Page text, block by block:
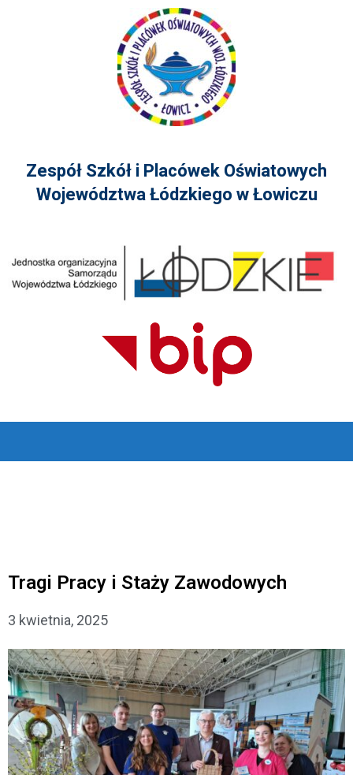
Zespół Szkół i Placówek Oświatowych
Województwa Łódzkiego w Łowiczu
Tragi Pracy i Staży Zawodowych
3 kwietnia, 2025